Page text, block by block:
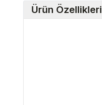
Ürün Özellikleri